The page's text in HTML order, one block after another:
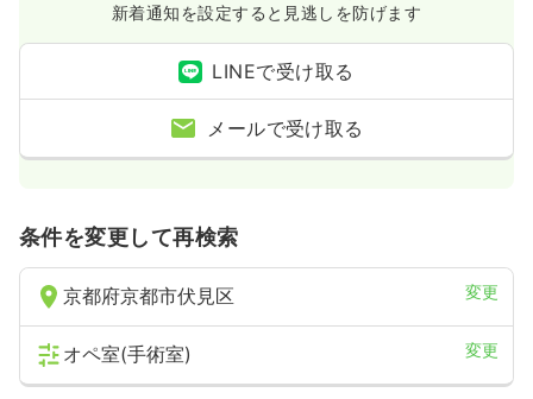
新着通知を設定すると見逃しを防げます
LINEで受け取る
メールで受け取る
条件を変更して再検索
京都府京都市伏見区 変更
オペ室(手術室) 変更